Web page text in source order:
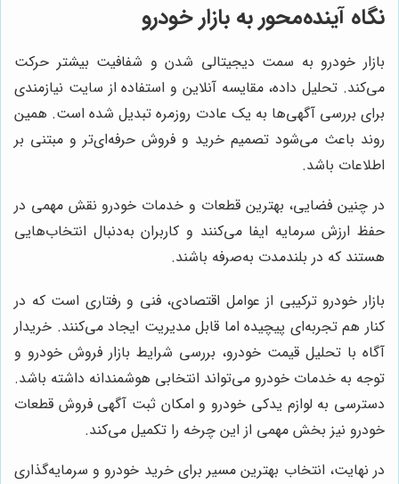
نگاه آینده‌محور به بازار خودرو
بازار خودرو به سمت دیجیتالی شدن و شفافیت بیشتر حرکت
می‌کند. تحلیل داده، مقایسه آنلاین و استفاده از سایت نیازمندی
برای بررسی آگهی‌ها به یک عادت روزمره تبدیل شده است. همین
روند باعث می‌شود تصمیم خرید و فروش حرفه‌ای‌تر و مبتنی بر
اطلاعات باشد.
در چنین فضایی، بهترین قطعات و خدمات خودرو نقش مهمی در
حفظ ارزش سرمایه ایفا می‌کنند و کاربران به‌دنبال انتخاب‌هایی
هستند که در بلندمدت به‌صرفه باشند.
بازار خودرو ترکیبی از عوامل اقتصادی، فنی و رفتاری است که در
کنار هم تجربه‌ای پیچیده اما قابل مدیریت ایجاد می‌کنند. خریدار
آگاه با تحلیل قیمت خودرو، بررسی شرایط بازار فروش خودرو و
توجه به خدمات خودرو می‌تواند انتخابی هوشمندانه داشته باشد.
دسترسی به لوازم یدکی خودرو و امکان ثبت آگهی فروش قطعات
خودرو نیز بخش مهمی از این چرخه را تکمیل می‌کند.
در نهایت، انتخاب بهترین مسیر برای خرید خودرو و سرمایه‌گذاری